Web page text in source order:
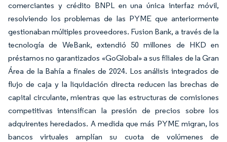
comerciantes y crédito BNPL en una única interfaz móvil,
resolviendo los problemas de las PYME que anteriormente
gestionaban múltiples proveedores. Fusion Bank, a través de la
tecnología de WeBank, extendió 50 millones de HKD en
préstamos no garantizados «GoGlobal» a sus filiales de la Gran
Área de la Bahía a finales de 2024. Los análisis integrados de
flujo de caja y la liquidación directa reducen las brechas de
capital circulante, mientras que las estructuras de comisiones
competitivas intensifican la presión de precios sobre los
adquirentes heredados. A medida que más PYME migran, los
bancos virtuales amplían su cuota de volúmenes de